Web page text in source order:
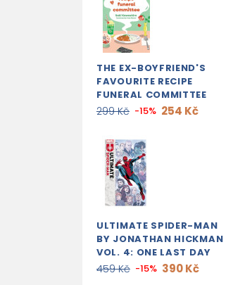
THE EX-BOYFRIEND'S
FAVOURITE RECIPE
FUNERAL COMMITTEE
299 Kč -15% 254 Kč
ULTIMATE SPIDER-MAN
BY JONATHAN HICKMAN
VOL. 4: ONE LAST DAY
459 Kč -15% 390 Kč